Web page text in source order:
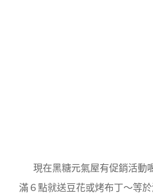
現在黑糖元氣屋有促銷活動
滿６點就送豆花或烤布丁～等